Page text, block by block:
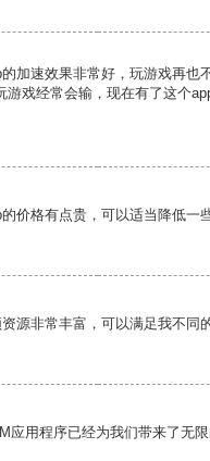
加速效果非常好，玩游戏再也
游戏经常会输，现在有了这个
价格有点贵，可以适当降低一
源非常丰富，可以满足我不同
应用程序已经为我们带来了无限